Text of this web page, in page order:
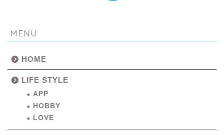
MENU
HOME
LIFE STYLE
APP
HOBBY
LOVE